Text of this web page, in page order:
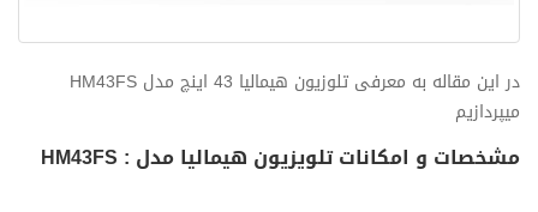
در این مقاله به معرفی تلوزیون هیمالیا 43 اینچ مدل HM43FS
میپردازیم
مشخصات و امکانات تلویزیون هیمالیا مدل : HM43FS